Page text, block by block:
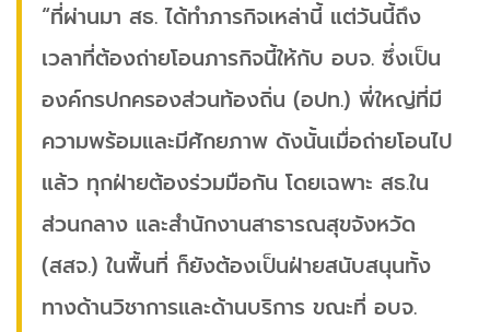
“ที่ผ่านมา สธ. ได้ทำภารกิจเหล่านี้ แต่วันนี้ถึง
เวลาที่ต้องถ่ายโอนภารกิจนี้ให้กับ อบจ. ซึ่งเป็น
องค์กรปกครองส่วนท้องถิ่น (อปท.) พี่ใหญ่ที่มี
ความพร้อมและมีศักยภาพ ดังนั้นเมื่อถ่ายโอนไป
แล้ว ทุกฝ่ายต้องร่วมมือกัน โดยเฉพาะ สธ.ใน
ส่วนกลาง และสำนักงานสาธารณสุขจังหวัด
(สสจ.) ในพื้นที่ ก็ยังต้องเป็นฝ่ายสนับสนุนทั้ง
ทางด้านวิชาการและด้านบริการ ขณะที่ อบจ.